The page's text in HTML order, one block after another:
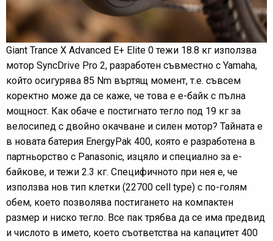
Giant Trance X Advanced E+ Elite 0 тежи 18.8 кг използва
мотор SyncDrive Pro 2, разработен съвместно с Yamaha,
който осигурява 85 Nm въртящ момент, т.е. съвсем
коректно може да се каже, че това е е-байк с пълна
мощност. Как обаче е постигнато тегло под 19 кг за
велосипед с двойно окачване и силен мотор? Тайната е
в новата батерия EnergyPak 400, която е разработена в
партньорство с Panasonic, изцяло и специално за е-
байкове, и тежи 2.3 кг. Специфичното при нея е, че
използва нов тип клетки (22700 cell type) с по-голям
обем, което позволява постигането на компактен
размер и ниско тегло. Все пак трябва да се има предвид
и числото в името, което съответства на капацитет 400